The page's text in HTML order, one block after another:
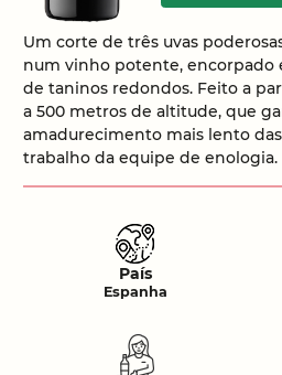
Um corte de três uvas
num vinho potente, encorpado
de taninos redondos. Feito a
a 500 metros de altitude, que
amadurecimento mais lento
trabalho da equipe de enologia.
País
Espanha